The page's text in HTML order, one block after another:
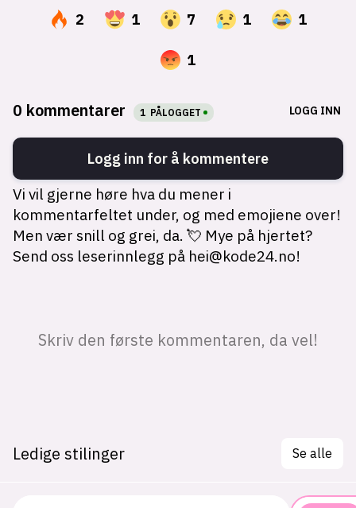
Ledige stilinger Se alle